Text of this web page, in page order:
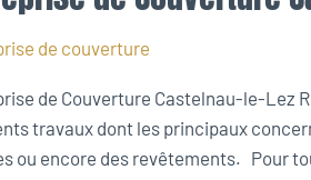
de couverture
de Couverture Castelnau-le-Lez
travaux dont les principaux
ou encore des revêtements. Pour